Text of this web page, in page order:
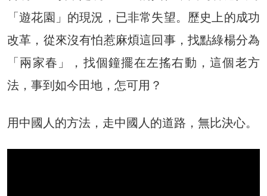
「遊花園」的現況，已非常失望。歷史上的成功
改革，從來沒有怕惹麻煩這回事，找點綠楊分為
「兩家春」，找個鐘擺在左搖右動，這個老方
法，事到如今田地，怎可用？
用中國人的方法，走中國人的道路，無比決心。